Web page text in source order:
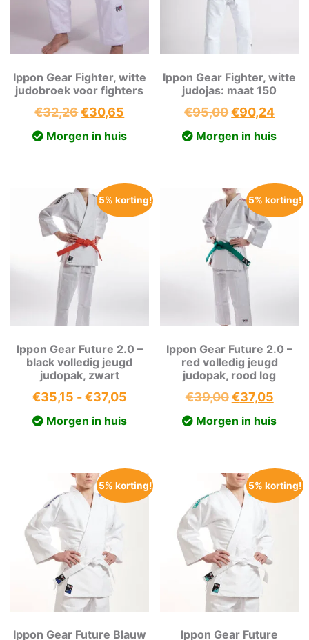
Ippon Gear Fighter, witte
judobroek voor fighters
€32,26Oorspronkelijke
prijs
€30,65
Morgen in huis
Ippon Gear Fighter, witte
judojas: maat 150
€95,00
prijs
€90,24
Morgen in huis
5% korting!
Ippon Gear Future 2.0 –
black volledig jeugd
judopak, zwart
€35,15 -€37,05Prijsklasse:
Morgen in huis
5% korting!
Ippon Gear Future 2.0 –
red volledig jeugd
judopak, rood log
€39,00
prijs
€37,05
Morgen in huis
5% korting!
Ippon Gear Future Blauw
5% korting!
Ippon Gear Future